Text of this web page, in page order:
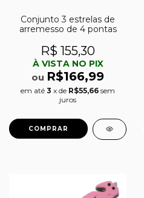
Conjunto 3 estrelas de
arremesso de 4 pontas
R$ 155,30
À VISTA NO PIX
ou R$166,99
em até 3 x de R$55,66 sem
juros